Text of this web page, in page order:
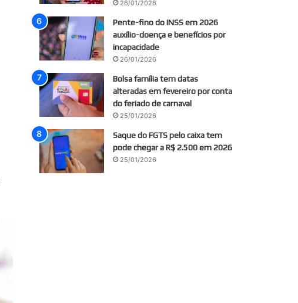
26/01/2026
Pente-fino do INSS em 2026
auxílio-doença e benefícios por
incapacidade
26/01/2026
Bolsa família tem datas
alteradas em fevereiro por conta
do feriado de carnaval
25/01/2026
Saque do FGTS pelo caixa tem
pode chegar a R$ 2.500 em 2026
25/01/2026